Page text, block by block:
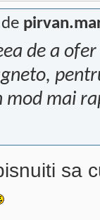
de a
mai
sa